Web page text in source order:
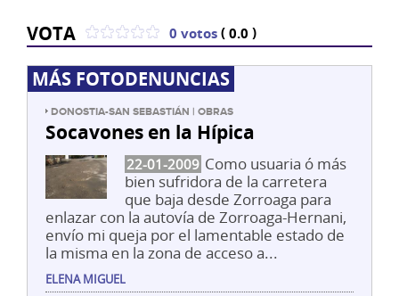
VOTA 0 votos(0.0 )
MÁS FOTODENUNCIAS
DONOSTIA-SAN SEBASTIÁN | OBRAS
Socavones en la Hípica
22-01-2009 Como usuaria ó más
bien sufridora de la carretera
que baja desde Zorroaga para
enlazar con la autovía de Zorroaga-Hernani,
envío mi queja por el lamentable estado de
la misma en la zona de acceso a...
ELENA MIGUEL